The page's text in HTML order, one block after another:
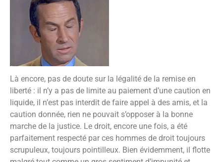
Là encore, pas de doute sur la légalité de la remise en
liberté : il n’y a pas de limite au paiement d’une caution en
liquide, il n’est pas interdit de faire appel à des amis, et la
caution donnée, rien ne pouvait s’opposer à la bonne
marche de la justice. Le droit, encore une fois, a été
parfaitement respecté par ces hommes de droit toujours
scrupuleux, toujours pointilleux. Bien évidemment, il flotte